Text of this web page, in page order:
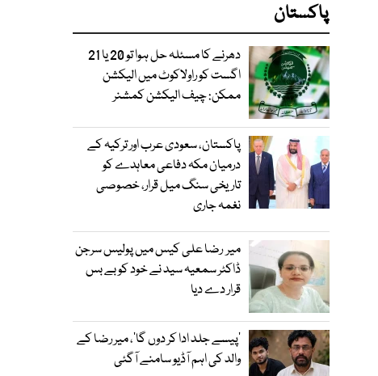
پاکستان
دھرنے کا مسئلہ حل ہوا تو 20 یا 21
اگست کو راولاکوٹ میں الیکشن
ممکن: چیف الیکشن کمشنر
پاکستان، سعودی عرب اور ترکیہ کے
درمیان مکہ دفاعی معاہدے کو
تاریخی سنگ میل قرار، خصوصی
نغمہ جاری
میر رضا علی کیس میں پولیس سرجن
ڈاکٹر سمعیہ سید نے خود کو بے بس
قرار دے دیا
’پیسے جلد ادا کر دوں گا‘، میر رضا کے
والد کی اہم آڈیو سامنے آگئی